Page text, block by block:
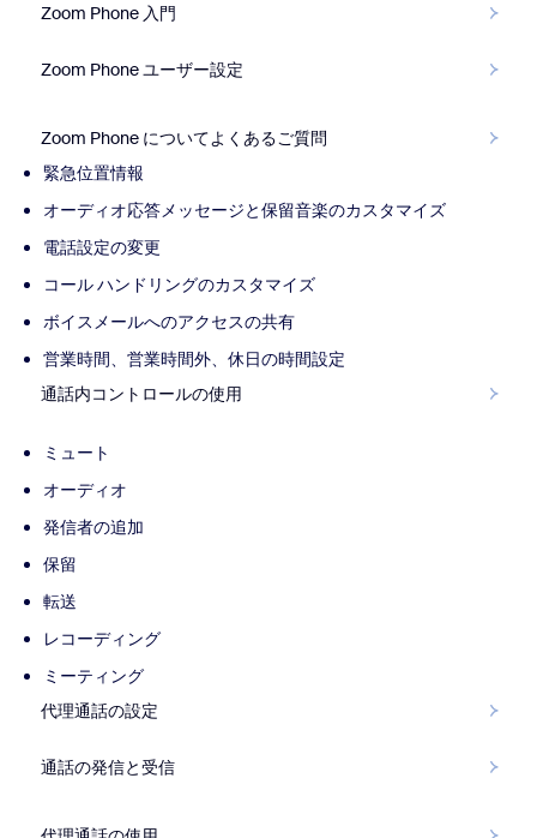
Zoom Phone 入門
Zoom Phone ユーザー設定
Zoom Phone についてよくあるご質問
緊急位置情報
オーディオ応答メッセージと保留音楽のカスタマイズ
電話設定の変更
コール ハンドリングのカスタマイズ
ボイスメールへのアクセスの共有
営業時間、営業時間外、休日の時間設定
通話内コントロールの使用
ミュート
オーディオ
発信者の追加
保留
転送
レコーディング
ミーティング
代理通話の設定
通話の発信と受信